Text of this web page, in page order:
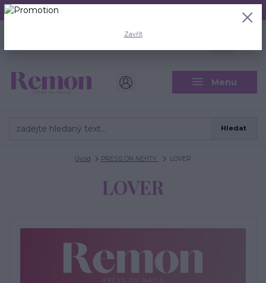
Aktuální doba odeslání je 3 - 5 pracovních dní.
Menu
CZK
Hledat
Úvod PRESS ON NEHTY LOVER
LOVER
Zavřít